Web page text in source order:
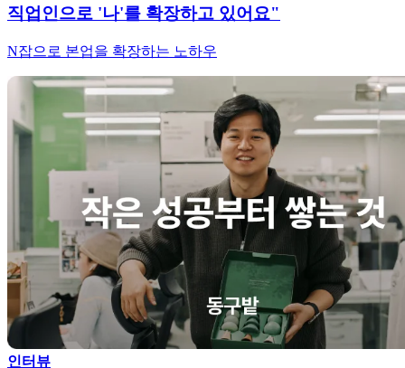
직업인으로 '나'를 확장하고 있어요"
N잡으로 본업을 확장하는 노하우
인터뷰